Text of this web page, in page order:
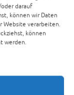
darauf
können wir Daten
Website verarbeiten.
können
werden.